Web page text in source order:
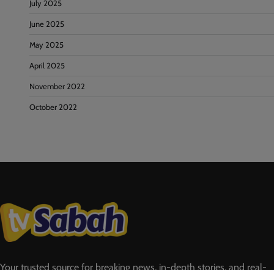
July 2025
June 2025
May 2025
April 2025
November 2022
October 2022
Your trusted source for breaking news, in-depth stories, and real-